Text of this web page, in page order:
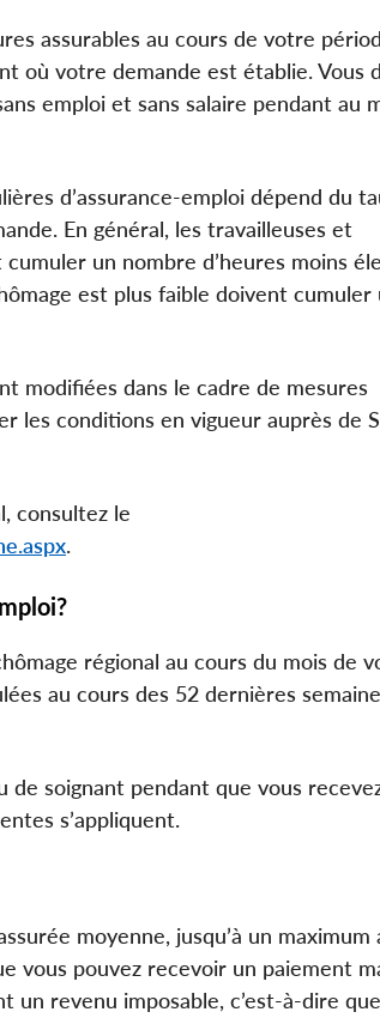
assurables au cours de votre
où votre demande est établie. Vous
emploi et sans salaire pendant au
d’assurance-emploi dépend du
En général, les travailleuses et
un nombre d’heures moins
est plus faible doivent cumuler
modifiées dans le cadre de mesures
les conditions en vigueur auprès de
consultez le
.
régional au cours du mois de
au cours des 52 dernières
soignant pendant que vous
s’appliquent.
moyenne, jusqu’à un maximum
vous pouvez recevoir un paiement
un revenu imposable, c’est-à-dire